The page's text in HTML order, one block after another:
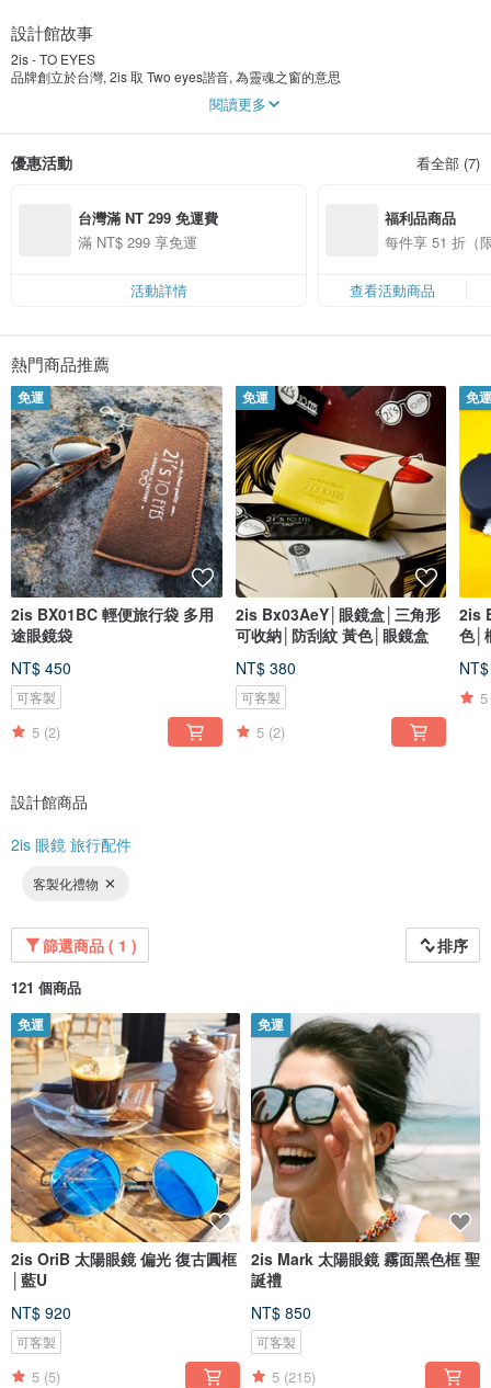
設計館故事
2is - TO EYES
品牌創立於台灣, 2is 取 Two eyes諧音, 為靈魂之窗的意思
閱讀更多
優惠活動 看全部 (7)
台灣滿 NT 299 免運費
滿 NT$ 299 享免運
活動詳情
福利品商品
每件享 51 折（
查看活動商品
熱門商品推薦
免運
2is BX01BC 輕便旅行袋 多用
途眼鏡袋
NT$ 450
可客製
5 (2)
免運
2is Bx03AeY│眼鏡盒│三角形
可收納│防刮紋 黃色│眼鏡盒
NT$ 380
可客製
5 (2)
免
2is
色│
5
設計館商品
2is 眼鏡 旅行配件
客製化禮物
篩選商品 ( 1 ) 排序
121 個商品
免運
2is OriB 太陽眼鏡 偏光 復古圓框
│藍U
NT$ 920
可客製
5 (5)
免運
2is Mark 太陽眼鏡 霧面黑色框 聖
誕禮
NT$ 850
可客製
5 (215)